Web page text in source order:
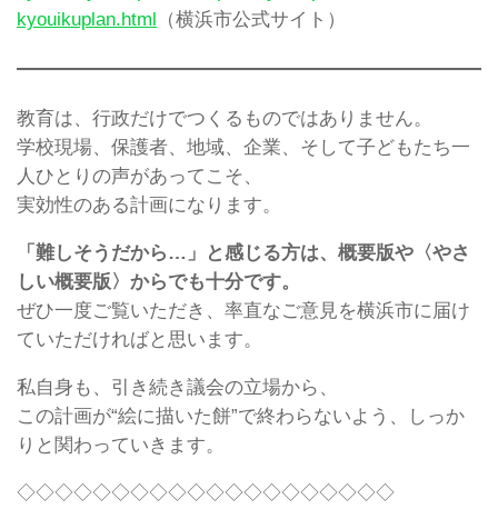
kyouikuplan.html
（横浜市公式サイト）
教育は、行政だけでつくるものではありません。
学校現場、保護者、地域、企業、そして子どもたち一
人ひとりの声があってこそ、
実効性のある計画になります。
「難しそうだから…」と感じる方は、概要版や〈やさ
しい概要版〉からでも十分です。
ぜひ一度ご覧いただき、率直なご意見を横浜市に届け
ていただければと思います。
私自身も、引き続き議会の立場から、
この計画が“絵に描いた餅”で終わらないよう、しっか
りと関わっていきます。
◇◇◇◇◇◇◇◇◇◇◇◇◇◇◇◇◇◇◇◇